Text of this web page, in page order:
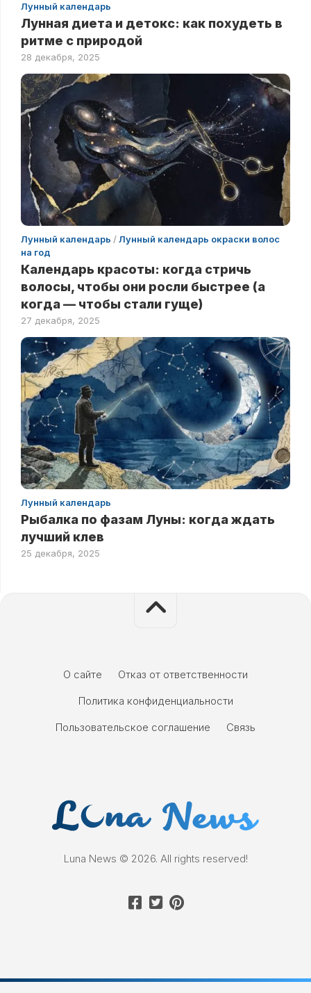
Лунный календарь
Лунная диета и детокс: как похудеть в
ритме с природой
28 декабря, 2025
Лунный календарь /Лунный календарь окраски волос
на год
Календарь красоты: когда стричь
волосы, чтобы они росли быстрее (а
когда — чтобы стали гуще)
27 декабря, 2025
Лунный календарь
Рыбалка по фазам Луны: когда ждать
лучший клев
25 декабря, 2025
О сайте
Отказ от ответственности
Политика конфиденциальности
Пользовательское соглашение
Связь
Luna News © 2026. All rights reserved!